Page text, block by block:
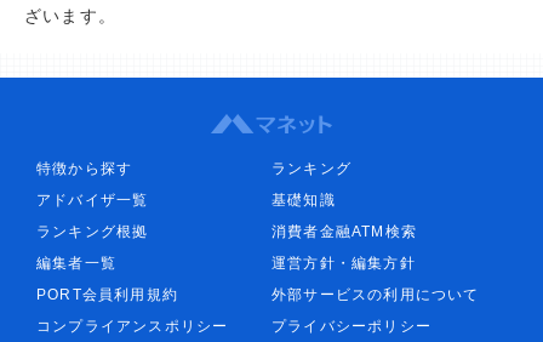
ざいます。
特徴から探す
ランキング
アドバイザ一覧
基礎知識
ランキング根拠
消費者金融ATM検索
編集者一覧
運営方針・編集方針
PORT会員利用規約
外部サービスの利用について
コンプライアンスポリシー
プライバシーポリシー